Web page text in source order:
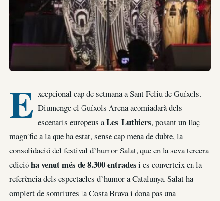
E xcepcional cap de setmana a Sant Feliu de Guíxols.
Diumenge el Guíxols Arena acomiadarà dels
escenaris europeus aLes Luthiers, posant un llaç
magnífic a la que ha estat, sense cap mena de dubte, la
consolidació del festival d’humor Salat, que en la seva tercera
edicióha venut més de 8.300 entrades i es converteix en la
referència dels espectacles d’humor a Catalunya. Salat ha
omplert de somriures la Costa Brava i dona pas una